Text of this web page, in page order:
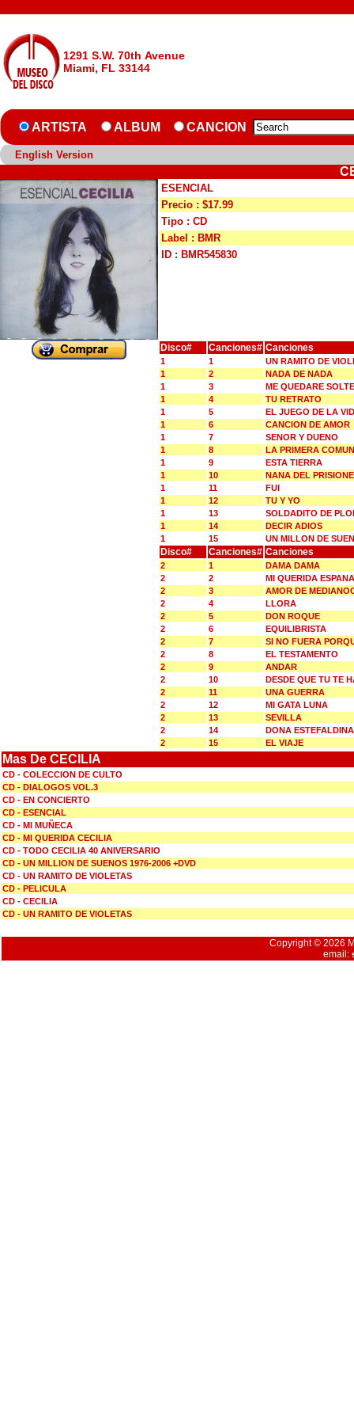
1291 S.W. 70th Avenue
Miami, FL 33144
ARTISTA ALBUM CANCION
English Version
ESENCIAL
Precio : $17.99
Tipo : CD
Label : BMR
ID : BMR545830
Disco# Canciones# Canciones
1 1
UN RAMITO DE
1
2
NADA DE NADA
1
3
ME QUEDARE
1
4
TU RETRATO
1
5
EL JUEGO DE LA
1
6
CANCION DE AMOR
1
7
SENOR Y DUENO
1
8
LA PRIMERA
1
9
ESTA TIERRA
1
10
NANA DEL
1
11
FUI
1
12
TU Y YO
1
13
SOLDADITO DE
1
14
DECIR ADIOS
1
15 UN MILLON DE
Disco# Canciones# Canciones
2 1
DAMA DAMA
2
2
MI QUERIDA ESPANA
2
3
AMOR DE
2
4
LLORA
2
5
DON ROQUE
2
6
EQUILIBRISTA
2
7
SI NO FUERA
2
8
EL TESTAMENTO
2
9
ANDAR
2
10
DESDE QUE TU TE
2
11
UNA GUERRA
2
12
MI GATA LUNA
2
13
SEVILLA
2
14
DONA ESTEFALDINA
2
15 EL VIAJE
Mas De CECILIA
CD - COLECCION DE CULTO
CD - DIALOGOS VOL.3
CD - EN CONCIERTO
CD - ESENCIAL
CD - MI MUÑECA
CD - MI QUERIDA CECILIA
CD - TODO CECILIA 40 ANIVERSARIO
CD - UN MILLION DE SUENOS 1976-2006 +DVD
CD - UN RAMITO DE VIOLETAS
CD - PELICULA
CD - CECILIA
CD - UN RAMITO DE VIOLETAS
Copyright © 2026
email: